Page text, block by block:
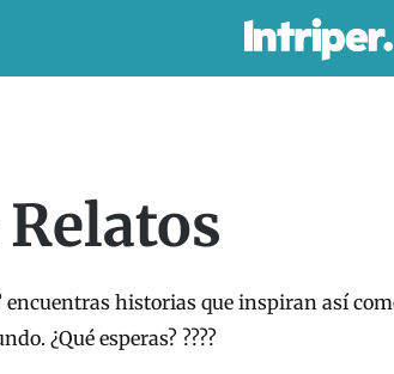
encuentras historias que inspiran así
¿Qué esperas? ????